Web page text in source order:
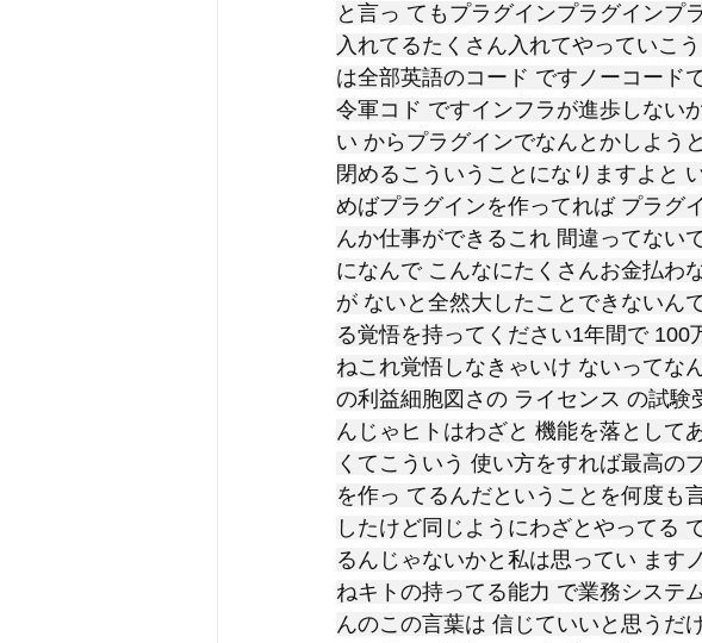
と言っ てもプラグインプラグインプ
入れてるたくさん入れてやっていこ
は全部英語のコード ですノーコード
令軍コド ですインフラが進歩しない
い からプラグインでなんとかしよう
閉めるこういうことになりますよと
めばプラグインを作ってれば プラグ
んか仕事ができるこれ 間違ってない
になんで こんなにたくさんお金払わ
が ないと全然大したことできないん
る覚悟を持ってください1年間で
ねこれ覚悟しなきゃいけ ないってな
の利益細胞図さの ライセンス の試
んじゃヒトはわざと 機能を落として
くてこういう 使い方をすれば最高の
を作っ てるんだということを何度も
したけど同じようにわざとやってる
るんじゃないかと私は思ってい ます
ねキトの持ってる能力 で業務システ
んのこの言葉は 信じていいと思うだ